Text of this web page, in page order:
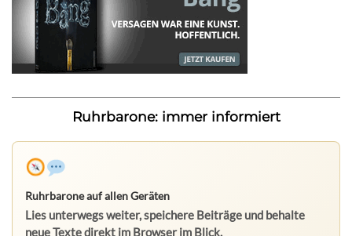
Ruhrbarone: immer informiert
Ruhrbarone auf allen Geräten
Lies unterwegs weiter, speichere Beiträge und behalte
neue Texte direkt im Browser im Blick.